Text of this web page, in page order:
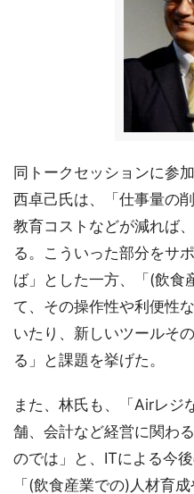
同トークセッションに参
西卓己氏は、「仕事量の
教育コストなどが減れば
る。こういった部分をサ
ば」とした一方、「(飲食
て、その操作性や利便性
いたり、新しいツールそ
る」と課題を挙げた。
また、林氏も、「Airレジ
舗、会計など経営に関わ
のでは」と、ITによる今
「(飲食産業での)人材育